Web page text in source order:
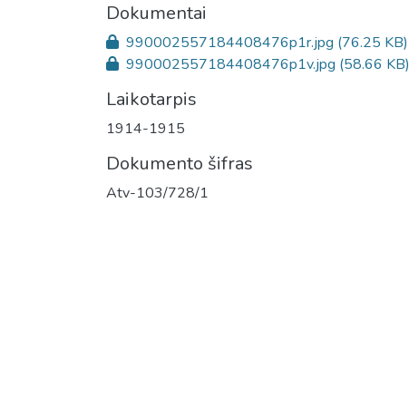
Dokumentai
990002557184408476p1r.jpg (76.25 KB)
990002557184408476p1v.jpg (58.66 KB)
Laikotarpis
1914-1915
Dokumento šifras
Atv-103/728/1